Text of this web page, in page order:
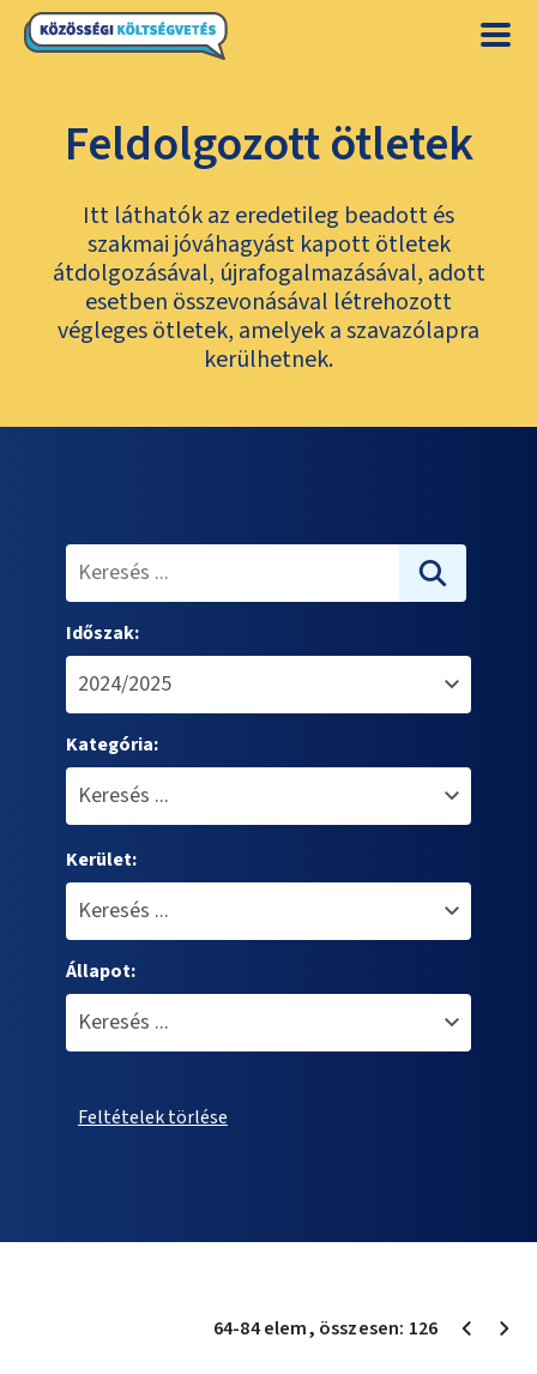
Feldolgozott ötletek
Itt láthatók az eredetileg beadott és
szakmai jóváhagyást kapott ötletek
átdolgozásával, újrafogalmazásával, adott
esetben összevonásával létrehozott
végleges ötletek, amelyek a szavazólapra
kerülhetnek.
Időszak:
Kategória:
Kerület:
Állapot:
Feltételek törlése
64-84elem, összesen: 126